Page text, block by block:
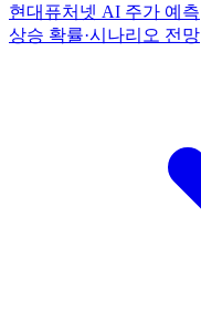
현대퓨처넷 AI 주가 예측
상승 확률·시나리오 전망